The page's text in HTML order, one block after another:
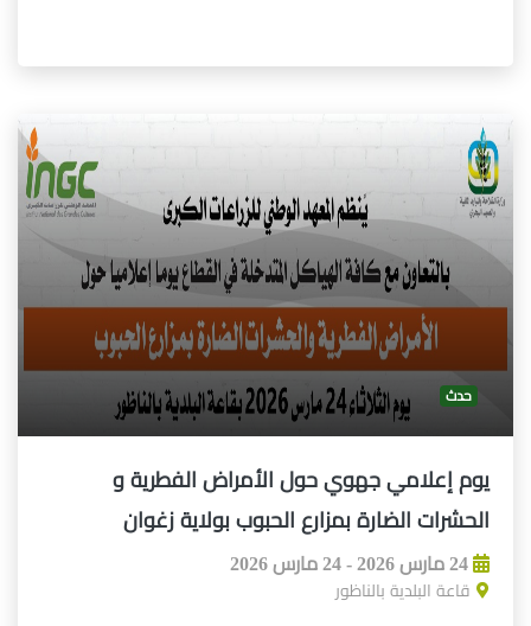
حدث
يوم إعلامي جهوي حول الأمراض الفطرية و
الحشرات الضارة بمزارع الحبوب بولاية زغوان
24 مارس 2026 - 24 مارس 2026
قاعة البلدية بالناظور